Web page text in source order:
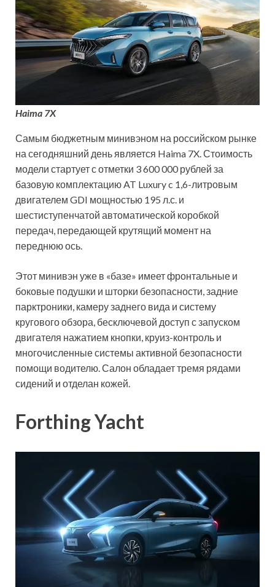
Haima 7X
Самым бюджетным минивэном на российском рынке
на сегодняшний день является Haima 7X. Стоимость
модели стартует с отметки 3 600 000 рублей за
базовую комплектацию AT Luxury c 1,6-литровым
двигателем GDI мощностью 195 л.с. и
шестиступенчатой автоматической коробкой
передач, передающей крутящий момент на
переднюю ось.
Этот минивэн уже в «базе» имеет фронтальные и
боковые подушки и шторки безопасности, задние
парктроники, камеру заднего вида и систему
кругового обзора, бесключевой доступ с запуском
двигателя нажатием кнопки, круиз-контроль и
многочисленные системы активной безопасности
помощи водителю. Салон обладает тремя рядами
сидений и отделан кожей.
Forthing Yacht